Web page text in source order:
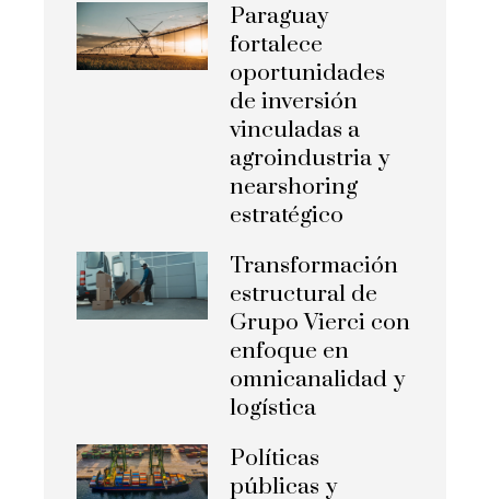
Paraguay
fortalece
oportunidades
de inversión
vinculadas a
agroindustria y
nearshoring
estratégico
Transformación
estructural de
Grupo Vierci con
enfoque en
omnicanalidad y
logística
Políticas
públicas y